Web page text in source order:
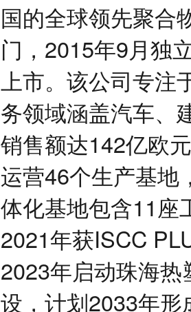
国的全球领先聚合
门，2015年9月独
上市。该公司专
务领域涵盖汽车、
销售额达142亿欧
运营46个生产基地
体化基地包含11座
2021年获ISCC
2023年启动珠海
设，计划2033年